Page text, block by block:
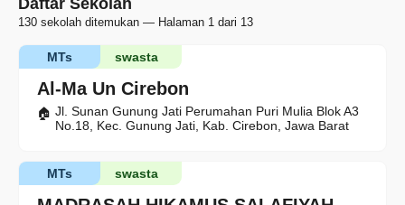
Daftar Sekolah
130 sekolah ditemukan — Halaman 1 dari 13
Al-Ma Un Cirebon
swasta
MTs
Jl. Sunan Gunung Jati Perumahan Puri Mulia Blok A3
No.18, Kec. Gunung Jati, Kab. Cirebon, Jawa Barat
swasta
MTs